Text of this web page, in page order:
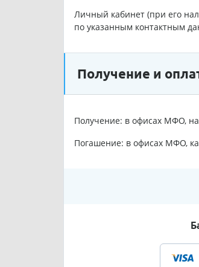
Личный кабинет (при его
по указанным контактным
Получение и
Получение: в офисах МФО, на
Погашение: в офисах МФО,